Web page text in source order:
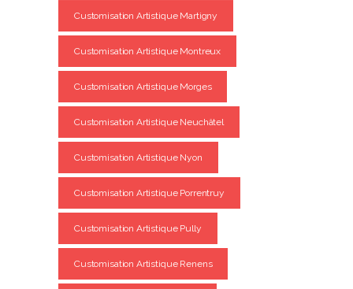
Customisation Artistique Martigny
Customisation Artistique Montreux
Customisation Artistique Morges
Customisation Artistique Neuchâtel
Customisation Artistique Nyon
Customisation Artistique Porrentruy
Customisation Artistique Pully
Customisation Artistique Renens